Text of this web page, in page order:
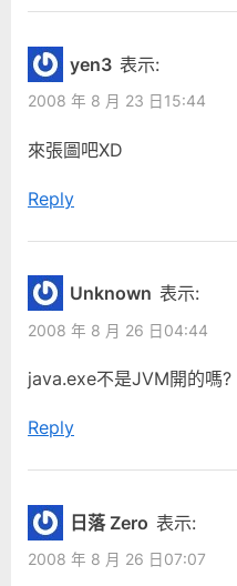
導
覽
v
i
o
u
s
o
:
“超
yen3 表示:
2008 年 8 月 23 日15:44
來張圖吧XD
Reply
Unknown 表示:
2008 年 8 月 26 日04:44
java.exe不是JVM開的嗎?
Reply
日落 Zero 表示:
2008 年 8 月 26 日07:07